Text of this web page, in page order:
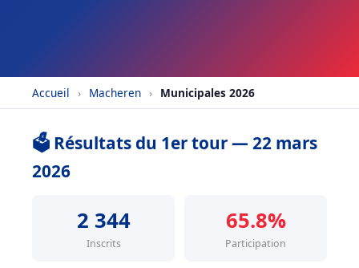
Accueil › Macheren › Municipales 2026
🗳️ Résultats du 1er tour — 22 mars
2026
2 344
Inscrits
65.8%
Participation